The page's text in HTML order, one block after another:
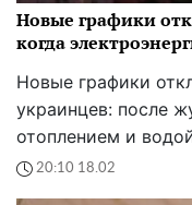
Новые графики
когда
Новые графики
украинцев: после
отоплением и
20:10 18.02